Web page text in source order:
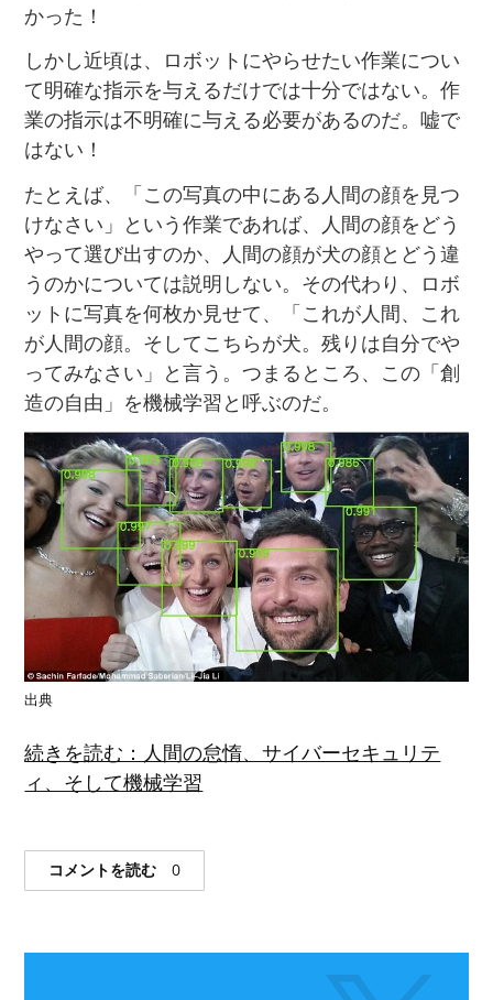
かった！
しかし近頃は、ロボットにやらせたい作業につい
て明確な指示を与えるだけでは十分ではない。作
業の指示は不明確に与える必要があるのだ。嘘で
はない！
たとえば、「この写真の中にある人間の顔を見つ
けなさい」という作業であれば、人間の顔をどう
やって選び出すのか、人間の顔が犬の顔とどう違
うのかについては説明しない。その代わり、ロボ
ットに写真を何枚か見せて、「これが人間、これ
が人間の顔。そしてこちらが犬。残りは自分でや
ってみなさい」と言う。つまるところ、この「創
造の自由」を機械学習と呼ぶのだ。
出典
続きを読む：人間の怠惰、サイバーセキュリテ
ィ、そして機械学習
コメントを読む 0